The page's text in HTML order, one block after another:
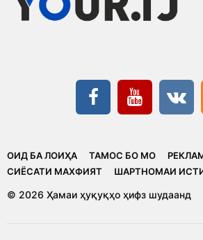
ОИД БА ЛОИҲА ТАМОС БО МО
CИЁСАТИ МАХФИЯТ
ШАРТНОМАИ
© 2026 Ҳамаи ҳуқуқҳо ҳифз шудаанд